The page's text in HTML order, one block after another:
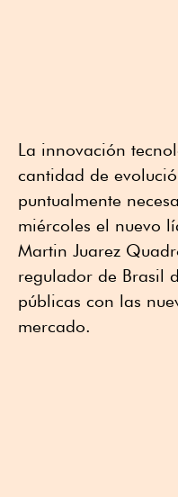
La innovación
cantidad de
puntualmente
miércoles el nuevo
Martin Juarez
regulador de Brasil
públicas con las
mercado.